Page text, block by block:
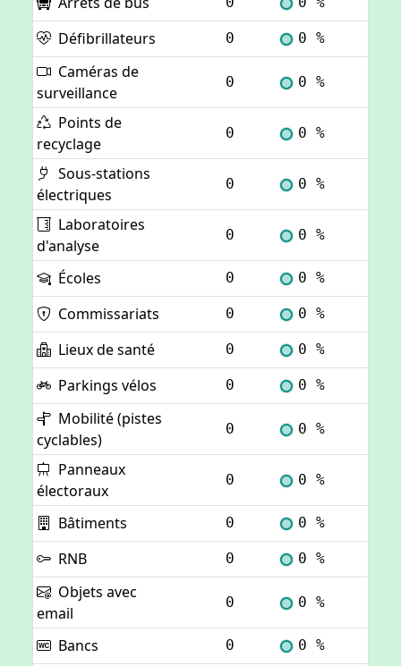
Défibrillateurs 0 0 %
Caméras de
surveillance
0 0 %
Points de
recyclage
0 0 %
Sous-stations
électriques
0 0 %
Laboratoires
d'analyse
0 0 %
Écoles 0 0 %
Commissariats 0 0 %
Lieux de santé 0 0 %
Parkings vélos 0 0 %
Mobilité (pistes
cyclables)
0 0 %
Panneaux
électoraux
0 0 %
Bâtiments 0 0 %
RNB 0 0 %
Objets avec
email
0 0 %
Bancs 0 0 %